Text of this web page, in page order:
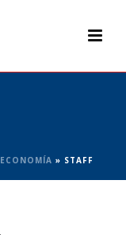
ECONOMÍA » STAFF